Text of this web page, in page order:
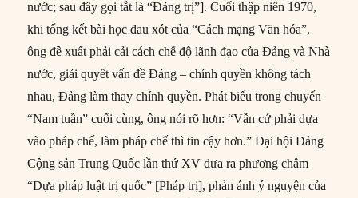
nước; sau đây gọi tắt là “Đảng trị”]. Cuối thập niên 1970,
khi tổng kết bài học đau xót của “Cách mạng Văn hóa”,
ông đề xuất phải cải cách chế độ lãnh đạo của Đảng và Nhà
nước, giải quyết vấn đề Đảng – chính quyền không tách
nhau, Đảng làm thay chính quyền. Phát biểu trong chuyến
“Nam tuần” cuối cùng, ông nói rõ hơn: “Vẫn cứ phải dựa
vào pháp chế, làm pháp chế thì tin cậy hơn.” Đại hội Đảng
Cộng sản Trung Quốc lần thứ XV đưa ra phương châm
“Dựa pháp luật trị quốc” [Pháp trị], phản ánh ý nguyện của